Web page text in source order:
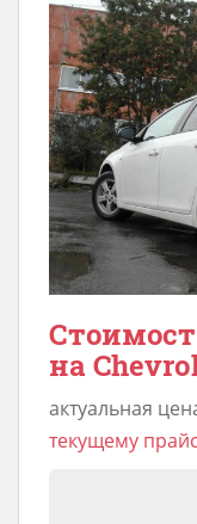
на
актуальная
текущему